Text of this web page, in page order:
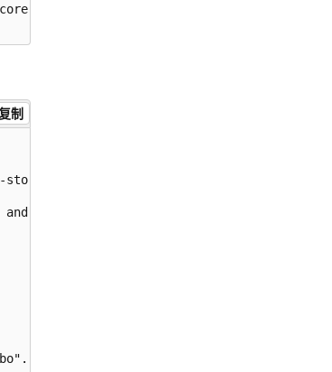
<your-directory-name>") \
制
account-access-key>;
above.
*/